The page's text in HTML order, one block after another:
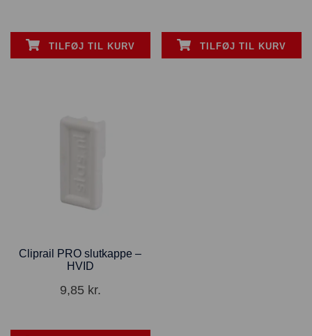
TILFØJ TIL KURV TILFØJ TIL KURV
Cliprail PRO slutkappe –
HVID
9,85 kr.